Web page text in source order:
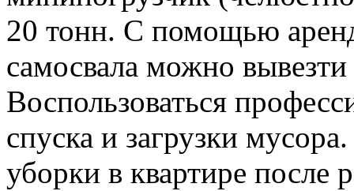
20 тонн. С помощью
самосвала можно
Воспользоваться
спуска и загрузки
уборки в квартире после